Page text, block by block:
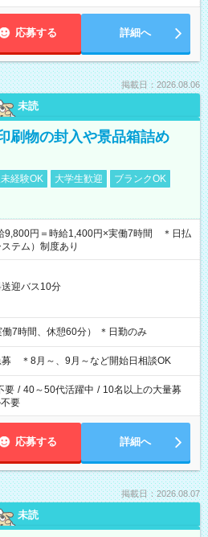
応募する 詳細へ
掲載日：2026.08.06
未読
刷物の封入や景品箱詰め
経験OK 大学生歓迎
ブランクOK
円＝時給1,400円×実働7時間 ＊日払
テム）制度あり
迎バス10分
7時間、休憩60分） ＊日勤のみ
＊8月～、9月～など開始日相談OK
要 / 40～50代活躍中 / 10名以上の大量募
要
応募する 詳細へ
掲載日：2026.08.07
未読